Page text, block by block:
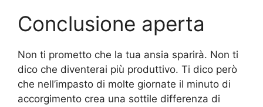
Conclusione aperta
Non ti prometto che la tua ansia sparirà. Non ti
dico che diventerai più produttivo. Ti dico però
che nell’impasto di molte giornate il minuto di
accorgimento crea una sottile differenza di